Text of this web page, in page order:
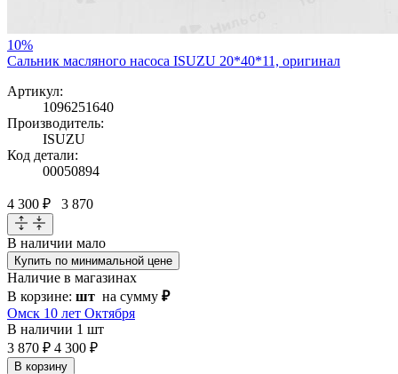
10%
Сальник масляного насоса ISUZU 20*40*11, оригинал
Артикул:
1096251640
Производитель:
ISUZU
Код детали:
00050894
4 300 ₽ 3 870
В наличии мало
Купить по минимальной цене
Наличие в магазинах
В корзине: шт на сумму ₽
Омск 10 лет Октября
В наличии 1 шт
3 870 ₽ 4 300 ₽
В корзину